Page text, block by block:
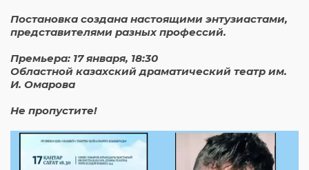
Постановка создана настоящими энтузиастами,
представителями разных профессий.
Премьера: 17 января, 18:30
Областной казахский драматический театр им.
И. Омарова
Не пропустите!